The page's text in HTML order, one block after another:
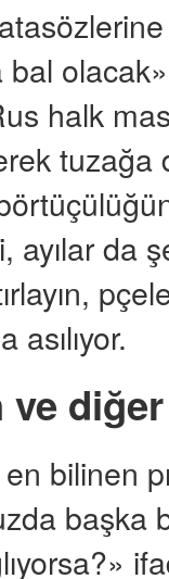
bal
halk
da
diğer
en bilinen